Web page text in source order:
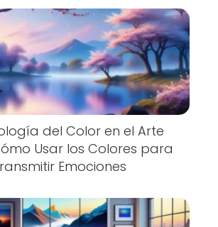
del Color en el Arte
Usar los Colores para
Emociones